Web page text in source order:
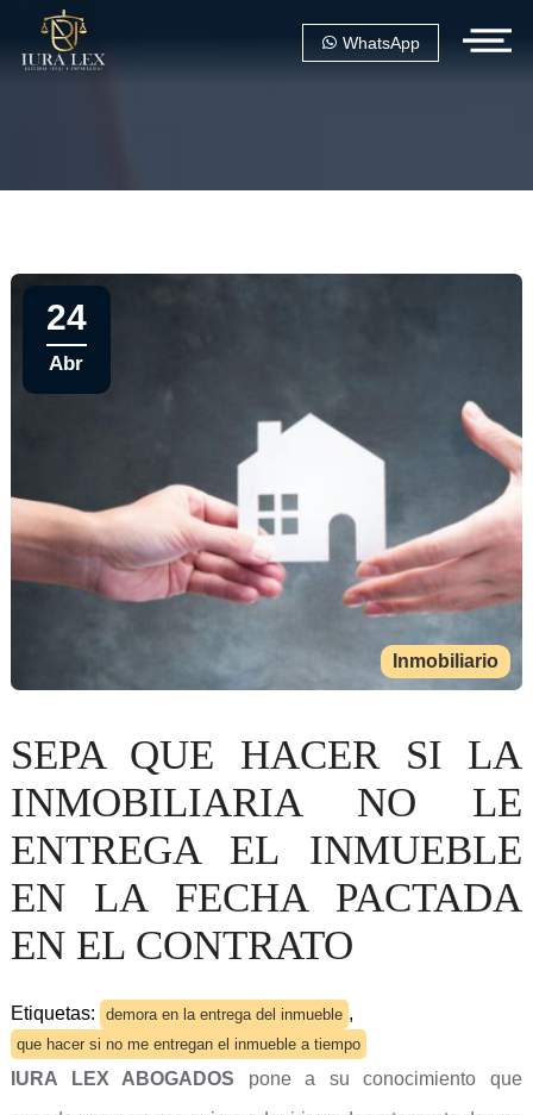
WhatsApp
Inmobiliario
24
Abr
SEPA QUE HACER SI LA
INMOBILIARIA NO LE
ENTREGA EL INMUEBLE
EN LA FECHA PACTADA
EN EL CONTRATO
Etiquetas: demora en la entrega del inmueble ,
que hacer si no me entregan el inmueble a tiempo
IURA LEX ABOGADOS pone a su conocimiento que